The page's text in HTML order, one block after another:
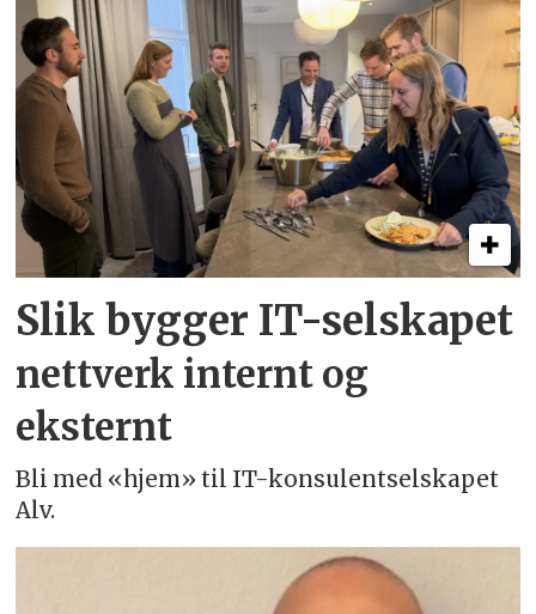
Slik bygger IT-selskapet
nettverk internt og
eksternt
Bli med «hjem» til IT-konsulentselskapet
Alv.